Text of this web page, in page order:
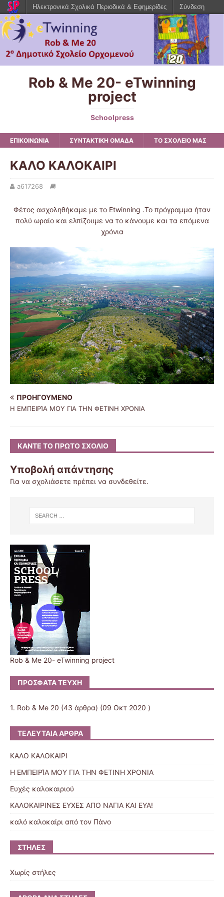
Rob & Me 20- eTwinning
project
Schoolpress
ΕΠΙΚΟΙΝΩΝΙΑ ΣΥΝΤΑΚΤΙΚΗ ΟΜΑΔΑ ΤΟ ΣΧΟΛΕΙΟ ΜΑΣ
ΚΑΛΟ ΚΑΛΟΚΑΙΡΙ
a617268
Φέτος ασχοληθήκαμε με το Etwinning .Το πρόγραμμα ήταν
πολύ ωραίο και ελπίζουμε να το κάνουμε και τα επόμενα
χρόνια
ΠΡΟΗΓΟΎΜΕΝΟ
Η ΕΜΠΕΙΡΊΑ ΜΟΥ ΓΙΑ ΤΗΝ ΦΕΤΙΝΗ ΧΡΟΝΙΑ
ΚΆΝΤΕ ΤΟ ΠΡΏΤΟ ΣΧΌΛΙΟ
Υποβολή απάντησης
Για να σχολιάσετε πρέπει να συνδεθείτε.
Rob & Me 20- eTwinning project
ΠΡΌΣΦΑΤΑ ΤΕΎΧΗ
1. Rob & Me 20 (43 άρθρα) (09 Οκτ 2020 )
ΤΕΛΕΥΤΑΊΑ ΆΡΘΡΑ
ΚΑΛΟ ΚΑΛΟΚΑΙΡΙ
Η ΕΜΠΕΙΡΊΑ ΜΟΥ ΓΙΑ ΤΗΝ ΦΕΤΙΝΗ ΧΡΟΝΙΑ
Ευχές καλοκαιριού
ΚΑΛΟΚΑΙΡΙΝΕΣ ΕΥΧΕΣ ΑΠΟ ΝΑΓΙΑ ΚΑΙ ΕΥΑ!
καλό καλοκαίρι από τον Πάνο
ΣΤΉΛΕΣ
Χωρίς στήλες
Ηλεκτρονικά Σχολικά Περιοδικά & Εφημερίδες Σύνδεση